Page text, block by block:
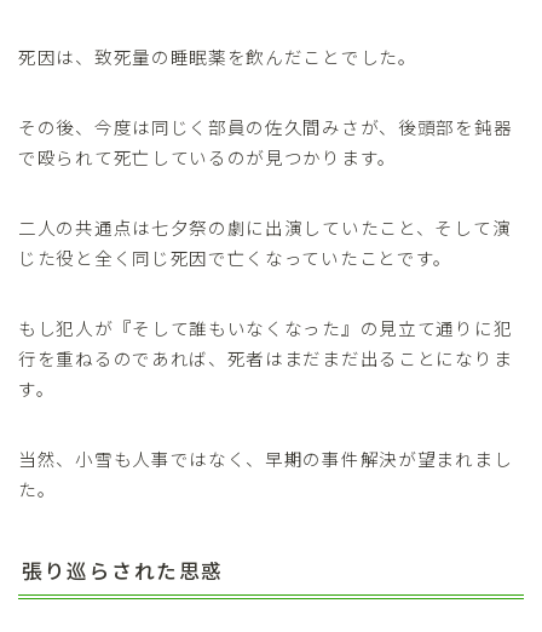
死因は、致死量の睡眠薬を飲んだことでした。
その後、今度は同じく部員の佐久間みさが、後頭部を鈍器
で殴られて死亡しているのが見つかります。
二人の共通点は七夕祭の劇に出演していたこと、そして演
じた役と全く同じ死因で亡くなっていたことです。
もし犯人が『そして誰もいなくなった』の見立て通りに犯
行を重ねるのであれば、死者はまだまだ出ることになりま
す。
当然、小雪も人事ではなく、早期の事件解決が望まれまし
た。
張り巡らされた思惑